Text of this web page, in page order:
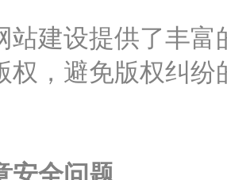
站建设提供了丰
权，避免版权纠纷